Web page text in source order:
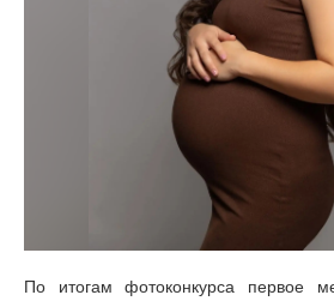
По итогам фотоконкурса первое